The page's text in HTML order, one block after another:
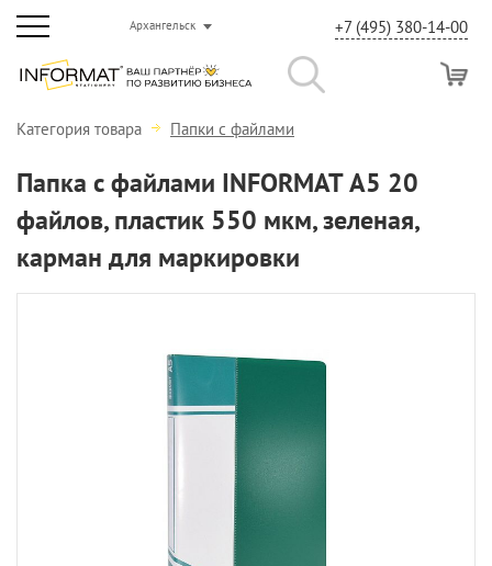
Архангельск +7 (495) 380-14-00
Категория товара Папки с файлами
Папка с файлами INFORMAT А5 20
файлов, пластик 550 мкм, зеленая,
карман для маркировки